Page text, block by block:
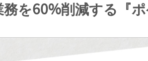
務を60%削減する『